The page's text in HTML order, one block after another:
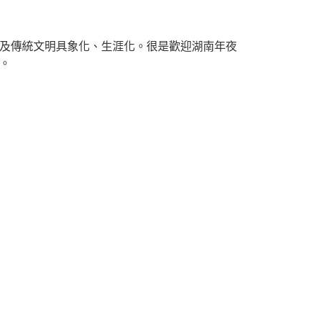
傳統文明具象化、生涯化。很是歡迎湖南年夜